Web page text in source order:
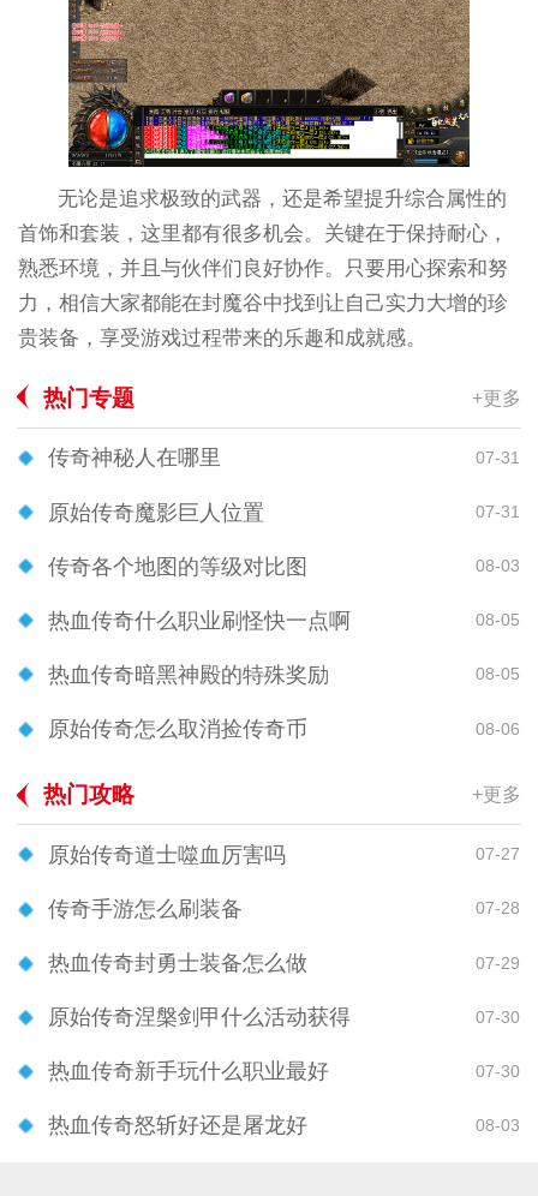
无论是追求极致的武器，还是希望提升综合属性的
首饰和套装，这里都有很多机会。关键在于保持耐心，
熟悉环境，并且与伙伴们良好协作。只要用心探索和努
力，相信大家都能在封魔谷中找到让自己实力大增的珍
贵装备，享受游戏过程带来的乐趣和成就感。
热门专题 +更多
传奇神秘人在哪里 07-31
原始传奇魔影巨人位置 07-31
传奇各个地图的等级对比图 08-03
热血传奇什么职业刷怪快一点啊 08-05
热血传奇暗黑神殿的特殊奖励 08-05
原始传奇怎么取消捡传奇币 08-06
热门攻略 +更多
原始传奇道士噬血厉害吗 07-27
传奇手游怎么刷装备 07-28
热血传奇封勇士装备怎么做 07-29
原始传奇涅槃剑甲什么活动获得 07-30
热血传奇新手玩什么职业最好 07-30
热血传奇怒斩好还是屠龙好 08-03